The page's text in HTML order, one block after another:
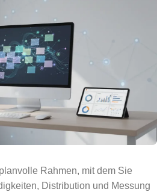
Rahmen, mit dem Sie
Distribution und Messung